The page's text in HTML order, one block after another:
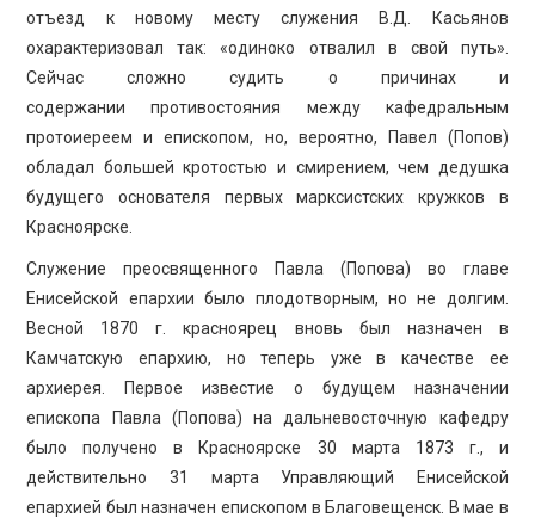
отъезд к новому месту служения В.Д. Касьянов
охарактеризовал так: «одиноко отвалил в свой путь».
Сейчас сложно судить о причинах и
содержании противостояния между кафедральным
протоиереем и епископом, но, вероятно, Павел (Попов)
обладал большей кротостью и смирением, чем дедушка
будущего основателя первых марксистских кружков в
Красноярске.
Служение преосвященного Павла (Попова) во главе
Енисейской епархии было плодотворным, но не долгим.
Весной 1870 г. красноярец вновь был назначен в
Камчатскую епархию, но теперь уже в качестве ее
архиерея. Первое известие о будущем назначении
епископа Павла (Попова) на дальневосточную кафедру
было получено в Красноярске 30 марта 1873 г., и
действительно 31 марта Управляющий Енисейской
епархией был назначен епископом в Благовещенск. В мае в